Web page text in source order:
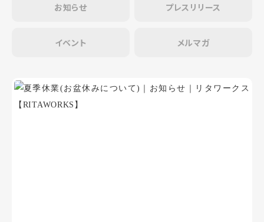
お知らせ プレスリリース
イベント メルマガ